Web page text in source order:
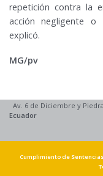
repetición contra la
acción negligente o
explicó.
MG/pv
Av. 6 de Diciembre y
Ecuador
Cumplimiento de Sentencias